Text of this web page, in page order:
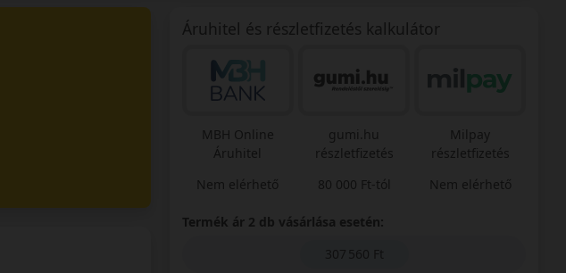
Áruhitel és részletfizetés kalkulátor
MBH Online
Áruhitel
Nem elérhető
gumi.hu
részletfizetés
80 000 Ft-tól
Milpay
részletfizetés
Nem elérhető
Termék ár 2 db vásárlása esetén:
307 560 Ft